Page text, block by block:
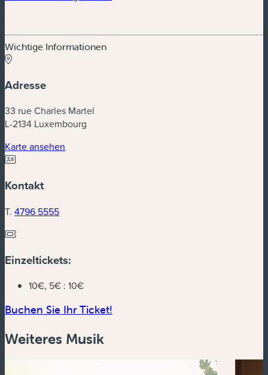
Wichtige Informationen
Adresse
33 rue Charles Martel
L-2134 Luxembourg
Karte ansehen
Kontakt
T. 4796 5555
Einzeltickets:
10€, 5€ : 10€
Buchen Sie Ihr Ticket!
Weiteres Musik